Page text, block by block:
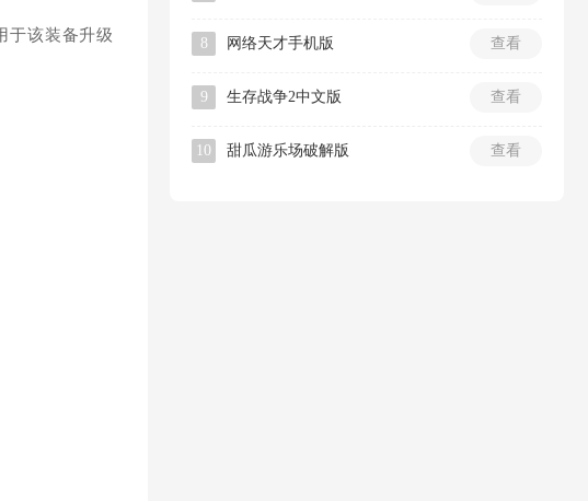
于该装备升级
8 查看
网络天才手机版
9 查看
生存战争2中文版
10 查看
甜瓜游乐场破解版